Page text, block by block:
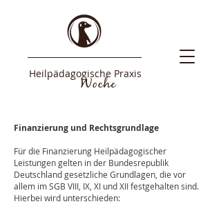
Heilpädagogische Praxis
Woche
Finanzierung und Rechtsgrundlage
Für die Finanzierung Heilpädagogischer
Leistungen gelten in der Bundesrepublik
Deutschland gesetzliche Grundlagen, die vor
allem im SGB VIII, IX, XI und XII festgehalten sind.
Hierbei wird unterschieden: